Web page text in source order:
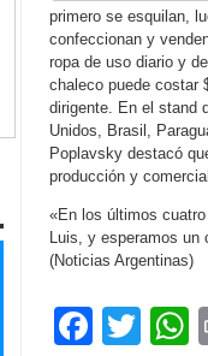
primero se esquilan,
confeccionan y
ropa de uso diario y
chaleco puede costar
dirigente. En el stand
Unidos, Brasil,
Poplavsky destacó
producción y
«En los últimos
Luis, y esperamos un
(Noticias Argentinas)